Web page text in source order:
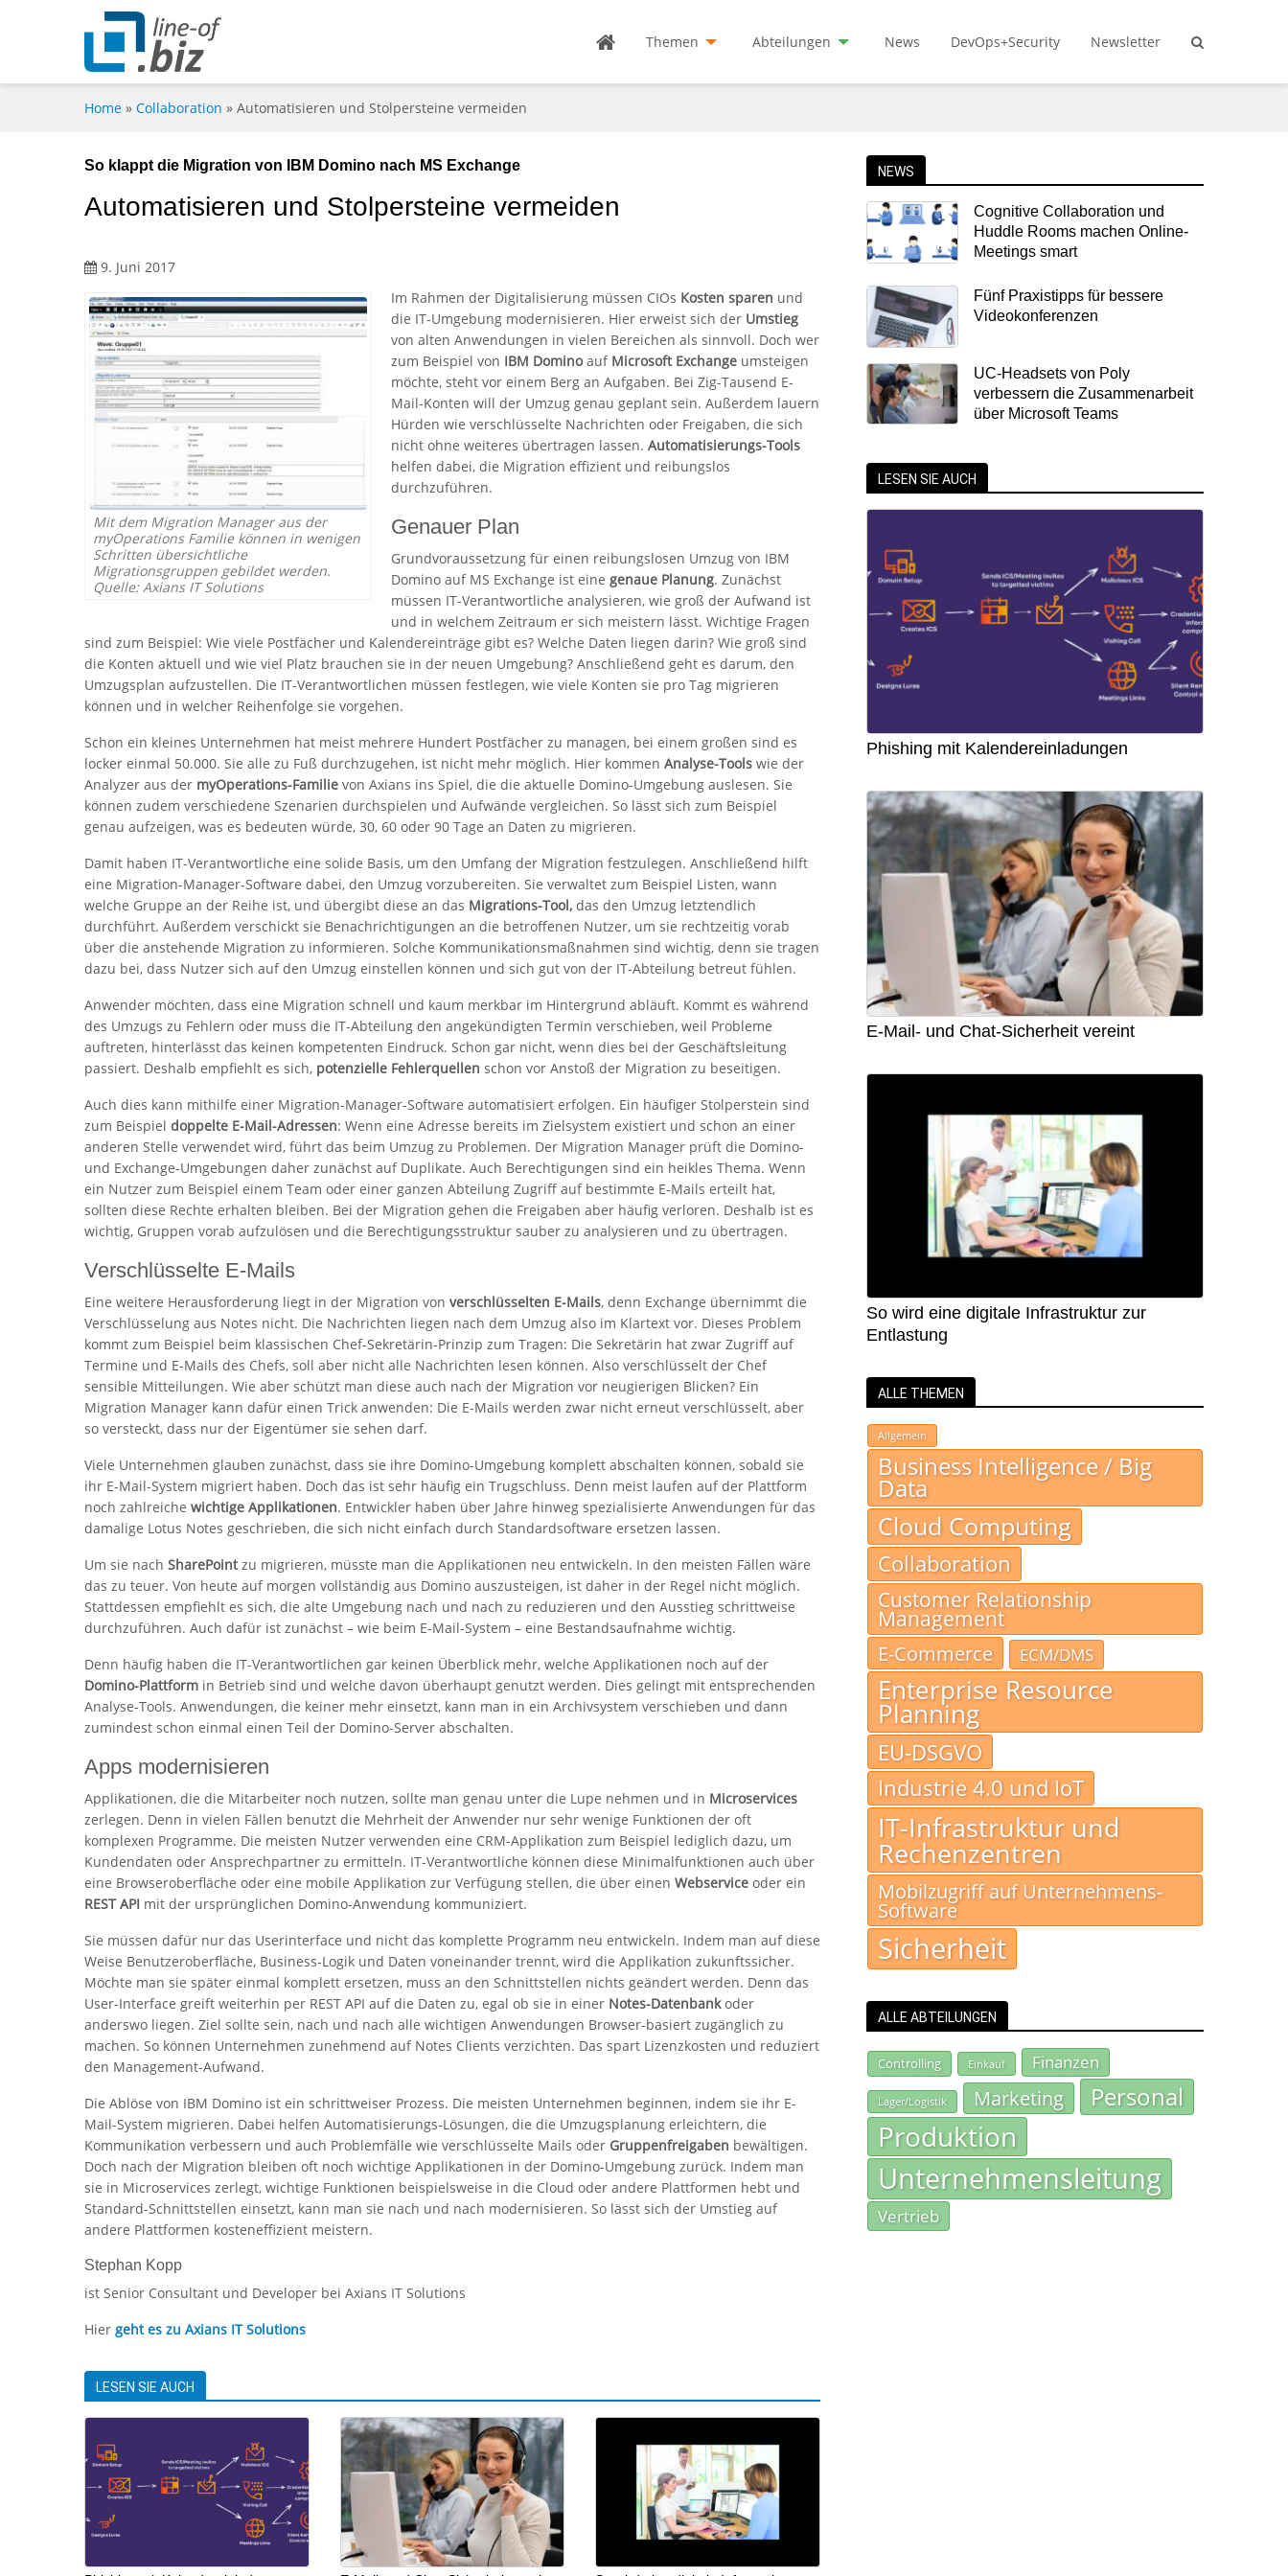
Themen Abteilungen News DevOps+Security Newsletter
Home » Collaboration » Automatisieren und Stolpersteine vermeiden
So klappt die Migration von IBM Domino nach MS Exchange
Automatisieren und Stolpersteine vermeiden
9. Juni 2017
Mit dem Migration Manager aus der
myOperations Familie können in wenigen
Schritten übersichtliche
Migrationsgruppen gebildet werden.
Quelle: Axians IT Solutions
Im Rahmen der Digitalisierung müssen CIOs Kosten sparen und
die IT-Umgebung modernisieren. Hier erweist sich der Umstieg
von alten Anwendungen in vielen Bereichen als sinnvoll. Doch wer
zum Beispiel von IBM Dominoauf Microsoft Exchange umsteigen
möchte, steht vor einem Berg an Aufgaben. Bei Zig-Tausend E-
Mail-Konten will der Umzug genau geplant sein. Außerdem lauern
Hürden wie verschlüsselte Nachrichten oder Freigaben, die sich
nicht ohne weiteres übertragen lassen. Automatisierungs-Tools
helfen dabei, die Migration effizient und reibungslos
durchzuführen.
Genauer Plan
Grundvoraussetzung für einen reibungslosen Umzug von IBM
Domino auf MS Exchange ist eine genaue Planung. Zunächst
müssen IT-Verantwortliche analysieren, wie groß der Aufwand ist
und in welchem Zeitraum er sich meistern lässt. Wichtige Fragen
sind zum Beispiel: Wie viele Postfächer und Kalendereinträge gibt es? Welche Daten liegen darin? Wie groß sind
die Konten aktuell und wie viel Platz brauchen sie in der neuen Umgebung? Anschließend geht es darum, den
Umzugsplan aufzustellen. Die IT-Verantwortlichen müssen festlegen, wie viele Konten sie pro Tag migrieren
können und in welcher Reihenfolge sie vorgehen.
Schon ein kleines Unternehmen hat meist mehrere Hundert Postfächer zu managen, bei einem großen sind es
locker einmal 50.000. Sie alle zu Fuß durchzugehen, ist nicht mehr möglich. Hier kommen Analyse-Tools wie der
Analyzer aus der myOperations-Familie von Axians ins Spiel, die die aktuelle Domino-Umgebung auslesen. Sie
können zudem verschiedene Szenarien durchspielen und Aufwände vergleichen. So lässt sich zum Beispiel
genau aufzeigen, was es bedeuten würde, 30, 60 oder 90 Tage an Daten zu migrieren.
Damit haben IT-Verantwortliche eine solide Basis, um den Umfang der Migration festzulegen. Anschließend hilft
eine Migration-Manager-Software dabei, den Umzug vorzubereiten. Sie verwaltet zum Beispiel Listen, wann
welche Gruppe an der Reihe ist, und übergibt diese an das Migrations-Tool, das den Umzug letztendlich
durchführt. Außerdem verschickt sie Benachrichtigungen an die betroffenen Nutzer, um sie rechtzeitig vorab
über die anstehende Migration zu informieren. Solche Kommunikationsmaßnahmen sind wichtig, denn sie tragen
dazu bei, dass Nutzer sich auf den Umzug einstellen können und sich gut von der IT-Abteilung betreut fühlen.
Anwender möchten, dass eine Migration schnell und kaum merkbar im Hintergrund abläuft. Kommt es während
des Umzugs zu Fehlern oder muss die IT-Abteilung den angekündigten Termin verschieben, weil Probleme
auftreten, hinterlässt das keinen kompetenten Eindruck. Schon gar nicht, wenn dies bei der Geschäftsleitung
passiert. Deshalb empfiehlt es sich, potenzielle Fehlerquellen schon vor Anstoß der Migration zu beseitigen.
Auch dies kann mithilfe einer Migration-Manager-Software automatisiert erfolgen. Ein häufiger Stolperstein sind
zum Beispiel doppelte E-Mail-Adressen: Wenn eine Adresse bereits im Zielsystem existiert und schon an einer
anderen Stelle verwendet wird, führt das beim Umzug zu Problemen. Der Migration Manager prüft die Domino-
und Exchange-Umgebungen daher zunächst auf Duplikate. Auch Berechtigungen sind ein heikles Thema. Wenn
ein Nutzer zum Beispiel einem Team oder einer ganzen Abteilung Zugriff auf bestimmte E-Mails erteilt hat,
sollten diese Rechte erhalten bleiben. Bei der Migration gehen die Freigaben aber häufig verloren. Deshalb ist es
wichtig, Gruppen vorab aufzulösen und die Berechtigungsstruktur sauber zu analysieren und zu übertragen.
Verschlüsselte E-Mails
Eine weitere Herausforderung liegt in der Migration von verschlüsselten E-Mails, denn Exchange übernimmt die
Verschlüsselung aus Notes nicht. Die Nachrichten liegen nach dem Umzug also im Klartext vor. Dieses Problem
kommt zum Beispiel beim klassischen Chef-Sekretärin-Prinzip zum Tragen: Die Sekretärin hat zwar Zugriff auf
Termine und E-Mails des Chefs, soll aber nicht alle Nachrichten lesen können. Also verschlüsselt der Chef
sensible Mitteilungen. Wie aber schützt man diese auch nach der Migration vor neugierigen Blicken? Ein
Migration Manager kann dafür einen Trick anwenden: Die E-Mails werden zwar nicht erneut verschlüsselt, aber
so versteckt, dass nur der Eigentümer sie sehen darf.
Viele Unternehmen glauben zunächst, dass sie ihre Domino-Umgebung komplett abschalten können, sobald sie
ihr E-Mail-System migriert haben. Doch das ist sehr häufig ein Trugschluss. Denn meist laufen auf der Plattform
noch zahlreiche wichtige Applikationen. Entwickler haben über Jahre hinweg spezialisierte Anwendungen für das
damalige Lotus Notes geschrieben, die sich nicht einfach durch Standardsoftware ersetzen lassen.
Um sie nach SharePointzu migrieren, müsste man die Applikationen neu entwickeln. In den meisten Fällen wäre
das zu teuer. Von heute auf morgen vollständig aus Domino auszusteigen, ist daher in der Regel nicht möglich.
Stattdessen empfiehlt es sich, die alte Umgebung nach und nach zu reduzieren und den Ausstieg schrittweise
durchzuführen. Auch dafür ist zunächst – wie beim E-Mail-System – eine Bestandsaufnahme wichtig.
Denn häufig haben die IT-Verantwortlichen gar keinen Überblick mehr, welche Applikationen noch auf der
Domino-Plattform in Betrieb sind und welche davon überhaupt genutzt werden. Dies gelingt mit entsprechenden
Analyse-Tools. Anwendungen, die keiner mehr einsetzt, kann man in ein Archivsystem verschieben und dann
zumindest schon einmal einen Teil der Domino-Server abschalten.
Apps modernisieren
Applikationen, die die Mitarbeiter noch nutzen, sollte man genau unter die Lupe nehmen und in Microservices
zerlegen. Denn in vielen Fällen benutzt die Mehrheit der Anwender nur sehr wenige Funktionen der oft
komplexen Programme. Die meisten Nutzer verwenden eine CRM-Applikation zum Beispiel lediglich dazu, um
Kundendaten oder Ansprechpartner zu ermitteln. IT-Verantwortliche können diese Minimalfunktionen auch über
eine Browseroberfläche oder eine mobile Applikation zur Verfügung stellen, die über einen Webservice oder ein
REST API mit der ursprünglichen Domino-Anwendung kommuniziert.
Sie müssen dafür nur das Userinterface und nicht das komplette Programm neu entwickeln. Indem man auf diese
Weise Benutzeroberfläche, Business-Logik und Daten voneinander trennt, wird die Applikation zukunftssicher.
Möchte man sie später einmal komplett ersetzen, muss an den Schnittstellen nichts geändert werden. Denn das
User-Interface greift weiterhin per REST API auf die Daten zu, egal ob sie in einer Notes-Datenbankoder
anderswo liegen. Ziel sollte sein, nach und nach alle wichtigen Anwendungen Browser-basiert zugänglich zu
machen. So können Unternehmen zunehmend auf Notes Clients verzichten. Das spart Lizenzkosten und reduziert
den Management-Aufwand.
Die Ablöse von IBM Domino ist ein schrittweiser Prozess. Die meisten Unternehmen beginnen, indem sie ihr E-
Mail-System migrieren. Dabei helfen Automatisierungs-Lösungen, die die Umzugsplanung erleichtern, die
Kommunikation verbessern und auch Problemfälle wie verschlüsselte Mails oder Gruppenfreigaben bewältigen.
Doch nach der Migration bleiben oft noch wichtige Applikationen in der Domino-Umgebung zurück. Indem man
sie in Microservices zerlegt, wichtige Funktionen beispielsweise in die Cloud oder andere Plattformen hebt und
Standard-Schnittstellen einsetzt, kann man sie nach und nach modernisieren. So lässt sich der Umstieg auf
andere Plattformen kosteneffizient meistern.
Stephan Kopp
ist Senior Consultant und Developer bei Axians IT Solutions
Hier geht es zu Axians IT Solutions
LESEN SIE AUCH
NEWS
Cognitive Collaboration und
Huddle Rooms machen Online-
Meetings smart
Fünf Praxistipps für bessere
Videokonferenzen
UC-Headsets von Poly
verbessern die Zusammenarbeit
über Microsoft Teams
LESEN SIE AUCH
Phishing mit Kalendereinladungen
E-Mail- und Chat-Sicherheit vereint
So wird eine digitale Infrastruktur zur
Entlastung
ALLE THEMEN
Allgemein
Business Intelligence / Big
Data
Cloud Computing
Collaboration
Customer Relationship
Management
E-Commerce
ECM/DMS
Enterprise Resource
Planning
EU-DSGVO
Industrie 4.0 und IoT
IT-Infrastruktur und
Rechenzentren
Mobilzugriff auf Unternehmens-
Software
Sicherheit
ALLE ABTEILUNGEN
Controlling Einkauf Finanzen
Lager/Logistik Marketing Personal
Produktion
Unternehmensleitung
Vertrieb